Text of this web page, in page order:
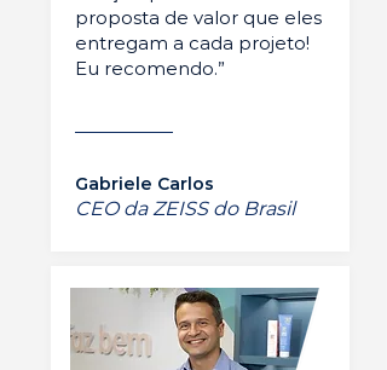
proposta de valor que eles
entregam a cada projeto!
Eu recomendo.”
Gabriele Carlos
CEO da ZEISS do Brasil